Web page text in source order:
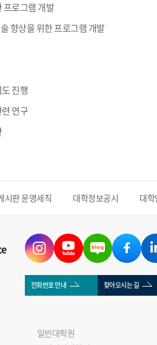
프로그램 개발
향상을 위한 프로그램 개발
진행
연구
시판 운영세칙 대학정보공시 대
전화번호 안내 찾아오시는 길
일반대학원